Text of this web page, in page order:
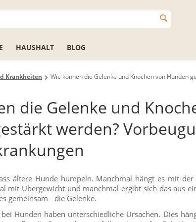
HAUSHALT BLOG
Krankheiten Wie können die Gelenke und Knochen von Hunden
die Gelenke und
werden?
ältere Hunde humpeln. Manchmal hängt es mit der
mit Übergewicht und manchmal ergibt sich das aus
gemeinsam - die Gelenke.
Hunden haben unterschiedliche Ursachen. Dies